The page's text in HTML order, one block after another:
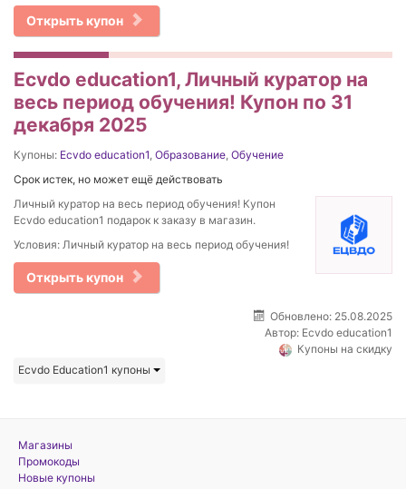
Открыть купон
Ecvdo education1, Личный куратор на
весь период обучения! Купон по 31
декабря 2025
Купоны: Ecvdo education1, Образование, Обучение
Срок истек, но может ещё действовать
Личный куратор на весь период обучения! Купон
Ecvdo education1 подарок к заказу в магазин.
Условия: Личный куратор на весь период обучения!
Открыть купон
Обновлено: 25.08.2025
Автор: Ecvdo education1
Купоны на скидку
Ecvdo Education1 купоны
Магазины
Промокоды
Новые купоны